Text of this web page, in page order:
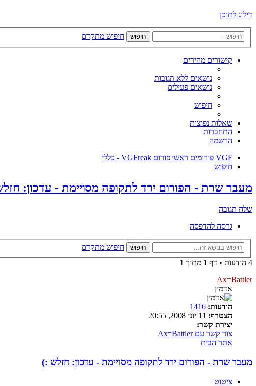
דילוג לתוכן
חיפוש חיפוש מתקדם
קישורים מהירים
נושאים ללא תגובות
נושאים פעילים
חיפוש
שאלות נפוצות
התחברות
הרשמה
VGF פורומים ראשי פורום VGFreak - כללי
חיפוש
מעבר שרת - הפורום ירד לתקופה מסויימת - עדכון:
שלח תגובה
גרסה להדפסה
חיפוש
חיפוש מתקדם
4 הודעות • דף
1 מתוך 1
Ax=Battler
אדמין
הודעות: 1416
הצטרף:
יצירת קשר:
צור קשר עם Ax=Battler
אתר הבית
מעבר שרת - הפורום ירד לתקופה מסויימת - עדכון: חזלש :)
ציטוט